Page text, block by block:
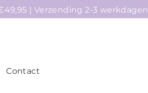
| Verzending 2-3 werkdagen
Contact